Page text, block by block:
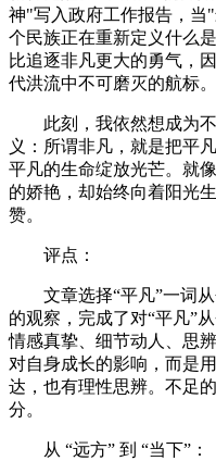
神"写入政府工作报告，
个民族正在重新定义什么
比追逐非凡更大的勇气，
代洪流中不可磨灭的航标。
此刻，我依然想成为不
义：所谓非凡，就是把平
平凡的生命绽放光芒。就
的娇艳，却始终向着阳光
赞。
评点：
文章选择“平凡”一词从
的观察，完成了对“平凡”
情感真挚、细节动人、思
对自身成长的影响，而是
达，也有理性思辨。不足
分。
从 “远方” 到 “当下”：